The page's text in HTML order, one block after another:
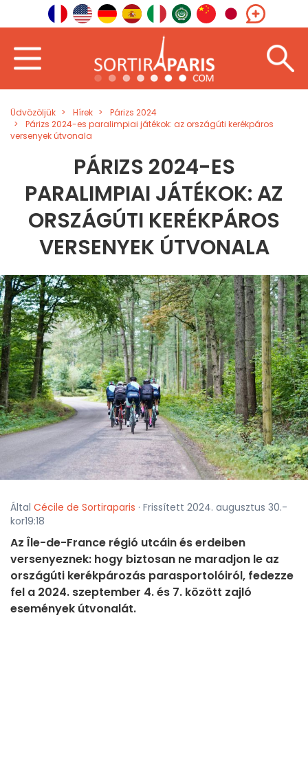
Üdvözöljük Hírek
Párizs 2024
Párizs 2024-es paralimpiai játékok: az országúti kerékpáros
versenyek útvonala
PÁRIZS 2024-ES
PARALIMPIAI JÁTÉKOK: AZ
ORSZÁGÚTI KERÉKPÁROS
VERSENYEK ÚTVONALA
Által Cécile de Sortiraparis · Frissített 2024. augusztus 30.-
kor19:18
Az Île-de-France régió utcáin és erdeiben
versenyeznek: hogy biztosan ne maradjon le az
országúti kerékpározás parasportolóiról, fedezze
fel a 2024. szeptember 4. és 7. között zajló
események útvonalát.